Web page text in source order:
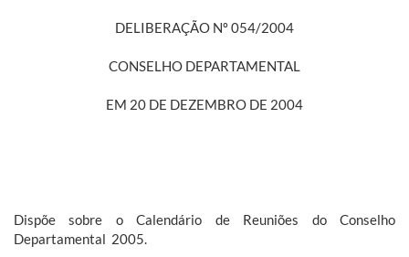
DELIBERAÇÃO Nº 054/2004
CONSELHO DEPARTAMENTAL
EM 20 DE DEZEMBRO DE 2004
Dispõe sobre o Calendário de Reuniões do Conselho
Departamental  2005.